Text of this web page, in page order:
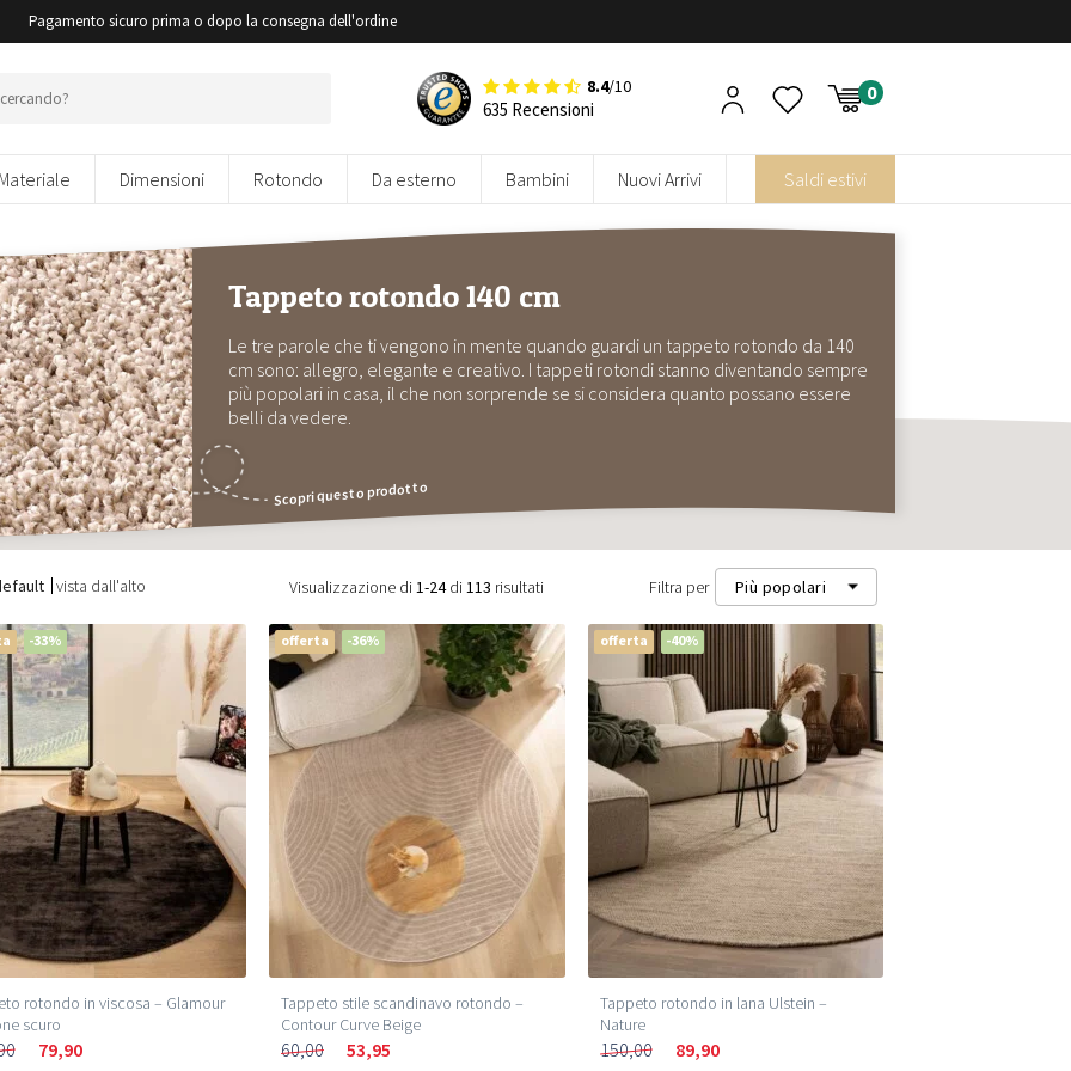
Pagamento sicuro prima o dopo la consegna dell'ordine
8.4/10
635 Recensioni
Materiale Dimensioni Rotondo Da esterno Bambini Nuovi Arrivi Saldi estivi
Tappeto rotondo 140 cm
Le tre parole che ti vengono in mente quando guardi un tappeto rotondo da 140
cm sono: allegro, elegante e creativo. I tappeti rotondi stanno diventando sempre
più popolari in casa, il che non sorprende se si considera quanto possano essere
belli da vedere.
Scopri questo prodotto
vista dall'alto Visualizzazione di1-24di113 risultati Filtra per Più popolari
Più popolari
Più recenti
Prezzo più basso (m²)
Prezzo più alto (m²)
-33%
rotondo in viscosa – Glamour
scuro
79,90
offerta -36%
Tappeto stile scandinavo rotondo –
Contour Curve Beige
60,00 53,95
offerta -40%
Tappeto rotondo in lana Ulstein –
Nature
150,00 89,90